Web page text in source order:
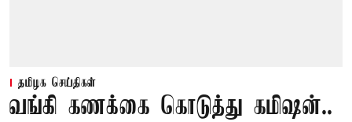
தமிழக செய்திகள்
வங்கி கணக்கை கொடுத்து கமிஷன்..